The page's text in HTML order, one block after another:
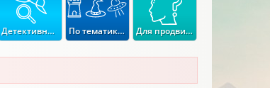
Детективные По тематикам Для продвинутых